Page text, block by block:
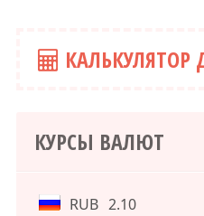
КАЛЬКУЛЯТОР
КУРСЫ ВАЛЮТ
RUB 2.10